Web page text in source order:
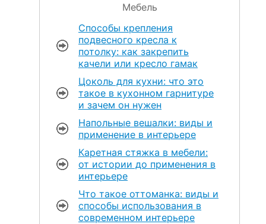
Мебель
Способы крепления
подвесного кресла к
потолку: как закрепить
качели или кресло гамак
Цоколь для кухни: что это
такое в кухонном гарнитуре
и зачем он нужен
Напольные вешалки: виды и
применение в интерьере
Каретная стяжка в мебели:
от истории до применения в
интерьере
Что такое оттоманка: виды и
способы использования в
современном интерьере